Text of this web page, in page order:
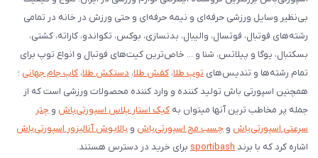
بی‌نظیر وسایل ورزشی حرفه‌ای و نیمه حرفه‌ای و حتی ورزش در خانه در تمامی
رشته‌های فوتبال، فوتسال، والیبال، بدنسازی، بوکس، تکواندو، کاراته، کشتی،
بسکتبال، یوگا و پیلاتس، شنا و ... خاص‌ترین کیت‌های فوتبال و انواع توپ برای
تمام رشته‌ها و تندیس‌های توپ طلا، کفش طلا، دستکش طلا، کاپ جام جهانی ؛
همچنین اسپورتی باش تولید کننده و وارد کننده محصولات ورزشی است که از
جمله پر مخاطب ترین آنها میتوان به کیک استار پلاس اسپورتی‌باش و چتر
سرعتی اسپورتی‌باش و چسب مچ اسپورتی‌باش و بالاپوش آنالیزور اسپورتی‌باش
اشاره کرد که با برند sportibash برای خرید در دسترس هستند.